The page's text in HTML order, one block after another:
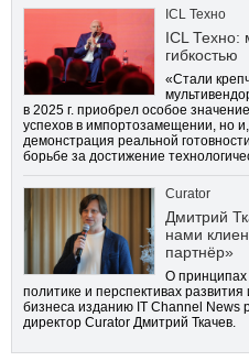
ICL Техно
ICL Техно:
гибкостью
«Стали
в 2025 г. приобрел особое
успехов в импортозамещении, но
демонстрация реальной
борьбе за достижение
Curator
Дмитрий
нами
партнёр»
О принципах
политике и перспективах
бизнеса изданию IT Channel News
директор Curator Дмитрий Ткачев.